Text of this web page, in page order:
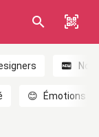
😊 Émotions